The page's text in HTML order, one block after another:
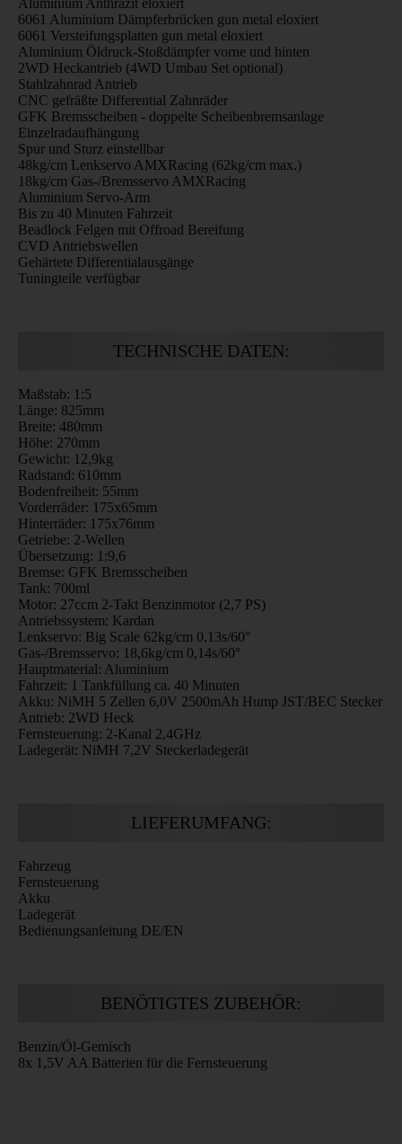
Aluminium Anthrazit eloxiert
6061 Aluminium Dämpferbrücken gun metal eloxiert
6061 Versteifungsplatten gun metal eloxiert
Aluminium Öldruck-Stoßdämpfer vorne und hinten
2WD Heckantrieb (4WD Umbau Set optional)
Stahlzahnrad Antrieb
CNC gefräßte Differential Zahnräder
GFK Bremsscheiben - doppelte Scheibenbremsanlage
Einzelradaufhängung
Spur und Sturz einstellbar
48kg/cm Lenkservo AMXRacing (62kg/cm max.)
18kg/cm Gas-/Bremsservo AMXRacing
Aluminium Servo-Arm
Bis zu 40 Minuten Fahrzeit
Beadlock Felgen mit Offroad Bereifung
CVD Antriebswellen
Gehärtete Differentialausgänge
Tuningteile verfügbar
TECHNISCHE DATEN:
Maßstab: 1:5
Länge: 825mm
Breite: 480mm
Höhe: 270mm
Gewicht: 12,9kg
Radstand: 610mm
Bodenfreiheit: 55mm
Vorderräder: 175x65mm
Hinterräder: 175x76mm
Getriebe: 2-Wellen
Übersetzung: 1:9,6
Bremse: GFK Bremsscheiben
Tank: 700ml
Motor: 27ccm 2-Takt Benzinmotor (2,7 PS)
Antriebssystem: Kardan
Lenkservo: Big Scale 62kg/cm 0,13s/60°
Gas-/Bremsservo: 18,6kg/cm 0,14s/60°
Hauptmaterial: Aluminium
Fahrzeit: 1 Tankfüllung ca. 40 Minuten
Akku: NiMH 5 Zellen 6,0V 2500mAh Hump JST/BEC Stecker
Antrieb: 2WD Heck
Fernsteuerung: 2-Kanal 2,4GHz
Ladegerät: NiMH 7,2V Steckerladegerät
LIEFERUMFANG:
Fahrzeug
Fernsteuerung
Akku
Ladegerät
Bedienungsanleitung DE/EN
BENÖTIGTES ZUBEHÖR:
Benzin/Öl-Gemisch
8x 1,5V AA Batterien für die Fernsteuerung